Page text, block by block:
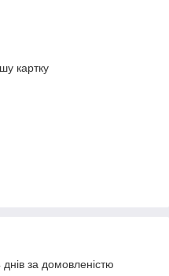
картку
за домовленістю